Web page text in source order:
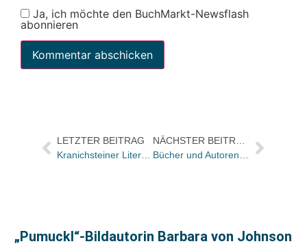
Ja, ich möchte den BuchMarkt-Newsflash
abonnieren
LETZTER BEITRAG
Kranichsteiner Literaturpreis an Ulrich Peltzer
„Pumuckl“-Bildautorin Barbara von Johnson